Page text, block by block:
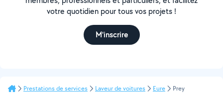
votre quotidien pour tous vos projets !
M'inscrire
Prestations de services Laveur de voitures Eure Prey